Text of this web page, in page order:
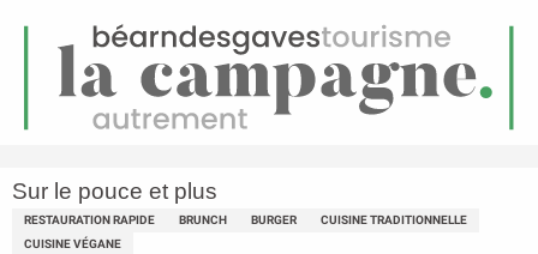
Menu
Sur le pouce et plus
Sur le pouce et plus
RESTAURATION RAPIDE BRUNCH BURGER
CUISINE TRADITIONNELLE
CUISINE VÉGANE